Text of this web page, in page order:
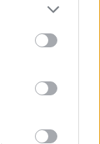
nusen ,